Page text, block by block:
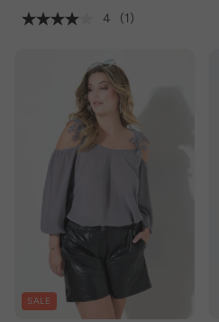
4
(1)
SALE